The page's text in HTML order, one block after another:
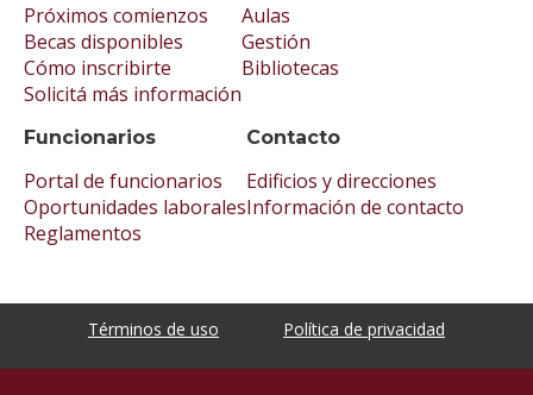
Próximos comienzos
Becas disponibles
Cómo inscribirte
Solicitá más información
Aulas
Gestión
Bibliotecas
Funcionarios
Portal de funcionarios
Oportunidades laborales
Reglamentos
Contacto
Edificios y direcciones
Información de contacto
Términos de uso Política de privacidad